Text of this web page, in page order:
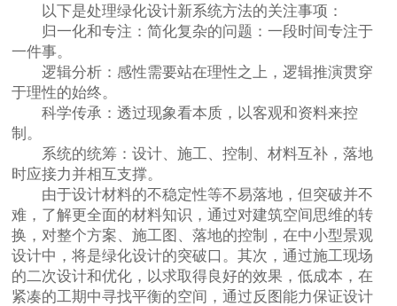
以下是处理绿化设计新系统方法的关注事项：
归一化和专注：简化复杂的问题：一段时间专注于
一件事。
逻辑分析：感性需要站在理性之上，逻辑推演贯穿
于理性的始终。
科学传承：透过现象看本质，以客观和资料来控
制。
系统的统筹：设计、施工、控制、材料互补，落地
时应接力并相互支撑。
由于设计材料的不稳定性等不易落地，但突破并不
难，了解更全面的材料知识，通过对建筑空间思维的转
换，对整个方案、施工图、落地的控制，在中小型景观
设计中，将是绿化设计的突破口。其次，通过施工现场
的二次设计和优化，以求取得良好的效果，低成本，在
紧凑的工期中寻找平衡的空间，通过反图能力保证设计